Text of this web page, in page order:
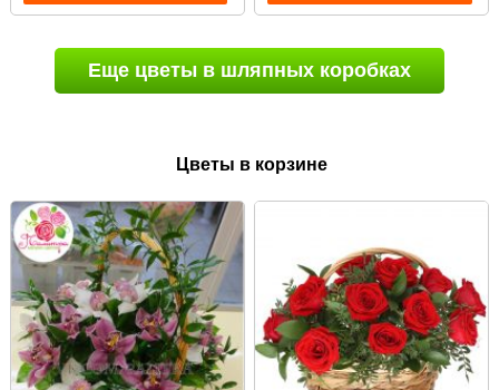
Еще цветы в шляпных коробках
Цветы в корзине